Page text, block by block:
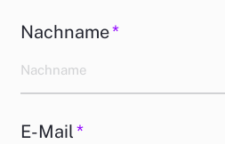
Nachname*
E-Mail*